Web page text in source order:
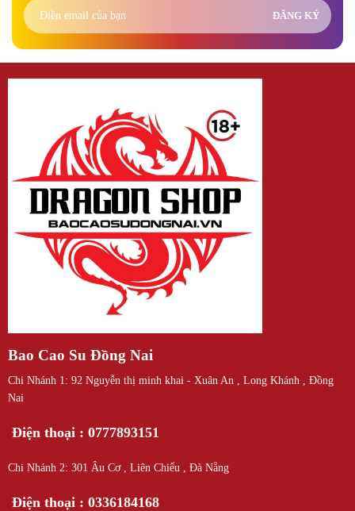
Bao Cao Su Đồng Nai
Chi Nhánh 1: 92 Nguyễn thị minh khai - Xuân An , Long Khánh , Đồng
Nai
Điện thoại : 0777893151
Chi Nhánh 2: 301 Âu Cơ , Liên Chiểu , Đà Nẵng
Điện thoại : 0336184168